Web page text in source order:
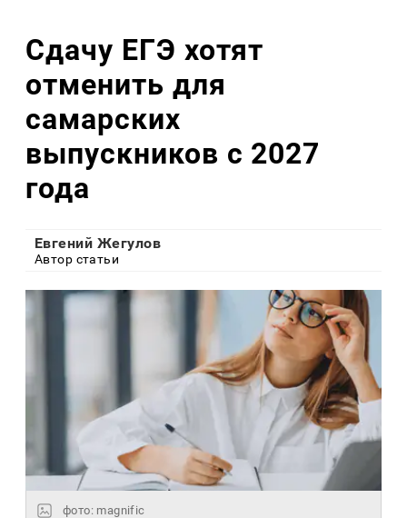
Сдачу ЕГЭ хотят
отменить для
самарских
выпускников с 2027
года
Евгений Жегулов
Автор статьи
фото: magnific